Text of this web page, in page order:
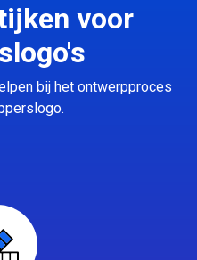
voor
bij het ontwerpproces